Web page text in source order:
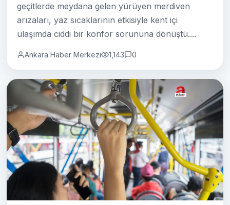
geçitlerde meydana gelen yürüyen merdiven
arızaları, yaz sıcaklarının etkisiyle kent içi
ulaşımda ciddi bir konfor sorununa dönüştü....
Ankara Haber Merkezi 1,143 0